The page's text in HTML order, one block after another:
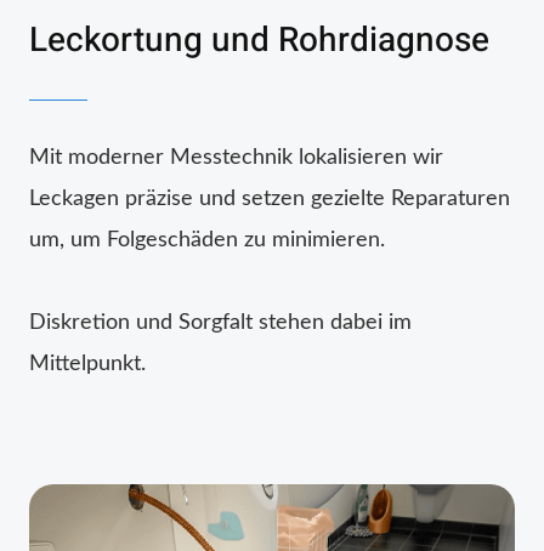
Leckortung und Rohrdiagnose
Mit moderner Messtechnik lokalisieren wir
Leckagen präzise und setzen gezielte Reparaturen
um, um Folgeschäden zu minimieren.
Diskretion und Sorgfalt stehen dabei im
Mittelpunkt.